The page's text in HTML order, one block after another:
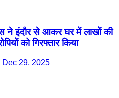
ने इंदौर से आकर घर में लाखों की
को गिरफ्तार किया
Dec 29, 2025